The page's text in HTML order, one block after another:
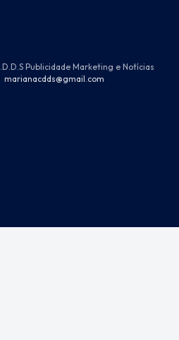
Publicidade Marketing e Notícias
marianacdds@gmail.com